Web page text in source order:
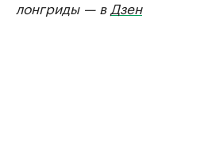
лонгриды — в Дзен